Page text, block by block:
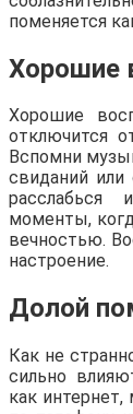
поменяется
Хорошие
Хорошие
отключится
Вспомни
свиданий
моменты,
вечностью.
настроение.
Долой
Как не
сильно
как